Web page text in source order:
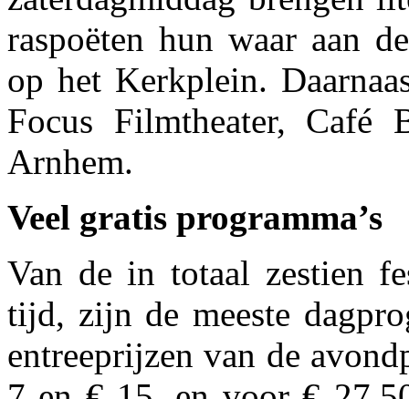
raspoëten hun waar aan
op het Kerkplein.
Focus Filmtheater, Café
Arnhem.
Veel gratis programma’s
Van de in totaal zestien
tijd, zijn de meeste
entreeprijzen van de